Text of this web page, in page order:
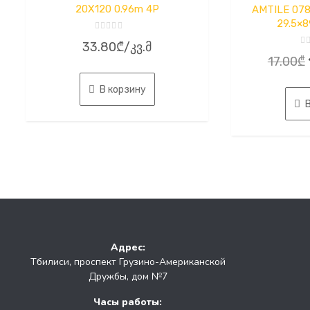
20X120 0.96m 4P
0
33.80₾/კვ.მ
В корзину
AMTILE
0
17.00₾
Адрес:
Тбилиси, проспект Грузино-Американской
Дружбы, дом №7
Часы работы: